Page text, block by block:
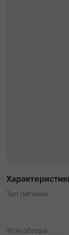
Тип питания
Угол обзора